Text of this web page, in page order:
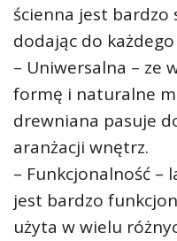
ścienna jest bardzo
dodając do
– Uniwersalna – ze
formę i naturalne
drewniana pasuje
aranżacji wnętrz.
– Funkcjonalność –
jest bardzo
użyta w wielu